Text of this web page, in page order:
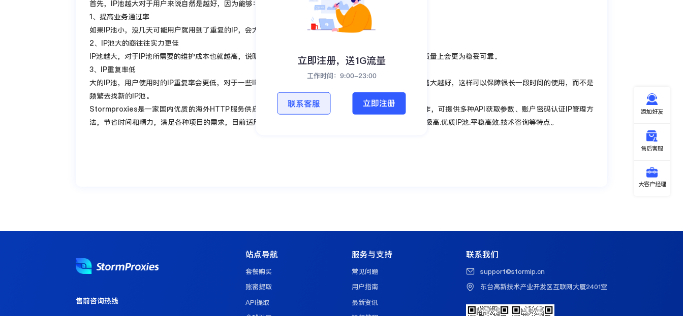
首先，IP池越大对于用户来说自然是越好，因为能够：
1、提高业务通过率
如果IP池小，没几天可能用户就用到了重复的IP，会大大降低业务的通过率。
2、IP池大的商往往实力更佳
IP池越大，对于IP池所需要的维护成本也就越高，说明该商的实力也越强，而这种商往往在售后服务、产品质量上会更为稳妥可靠。
3、IP重复率低
大的IP池，用户使用时的IP重复率会更低，对于一些IP容易被限制的业务来说，比如网络爬虫，当然是IP池越大越好，这样可以保障很长一段时间的使用，而不是
频繁去找新的IP池。
Stormproxies是一家国内优质的海外HTTP服务供应商，与网易、.搜狗.当当.蚂蚁集团等众多中大企业合作，可提供多种API获取参数、账户密码认证IP管理方
法，节省时间和精力，满足各种项目的需求，目前适用于动态.静态住宅、数据中心和移动即将到来，并发性极高.优质IP池.平稳高效.技术咨询等特点。
售前咨询热线
站点导航
套餐购买
账密提取
API提取
服务与支持
常见问题
用户指南
最新资讯
联系我们
support@stormip.cn
东台高新技术产业开发区互联网大厦2401室
添加好友
售后客服
大客户经理
立即注册，送1G流量
工作时间：9:00-23:00
联系客服 立即注册